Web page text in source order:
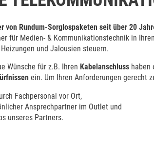
von Rundum-Sorglospaketen seit über 20
für Medien- & Kommunikationstechnik in
und Jalousien steuern.
Wünsche für z.B. Ihren Kabelanschlusshaben
ein. Um Ihren Anforderungen gerecht
Fachpersonal vor Ort,
Ansprechpartner im Outlet und
unseres Partners.